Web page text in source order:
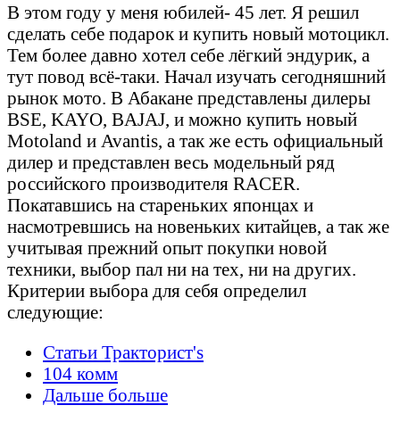
В этом году у меня юбилей- 45 лет. Я решил
сделать себе подарок и купить новый мотоцикл.
Тем более давно хотел себе лёгкий эндурик, а
тут повод всё-таки. Начал изучать сегодняшний
рынок мото. В Абакане представлены дилеры
BSE, KAYO, BAJAJ, и можно купить новый
Motoland и Avantis, а так же есть официальный
дилер и представлен весь модельный ряд
российского производителя RACER.
Покатавшись на стареньких японцах и
насмотревшись на новеньких китайцев, а так же
учитывая прежний опыт покупки новой
техники, выбор пал ни на тех, ни на других.
Критерии выбора для себя определил
следующие:
Статьи Тракторист's
104 комм
Дальше больше